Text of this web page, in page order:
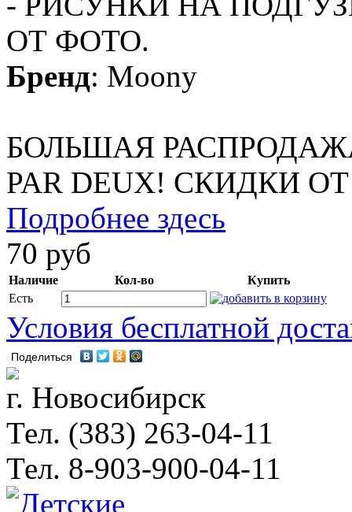
ОТ ФОТО.
Бренд: Moony
БОЛЬШАЯ
PAR DEUX! СКИДКИ
Подробнее здесь
70 руб
Наличие Кол-во
Купить
Есть
Условия бесплатной
Поделиться
г. Новосибирск
Тел. (383) 263-04-11
Тел. 8-903-900-04-11